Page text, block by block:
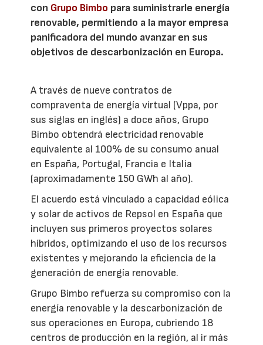
con Grupo Bimbo para suministrarle energía
renovable, permitiendo a la mayor empresa
panificadora del mundo avanzar en sus
objetivos de descarbonización en Europa.
A través de nueve contratos de
compraventa de energía virtual (Vppa, por
sus siglas en inglés) a doce años, Grupo
Bimbo obtendrá electricidad renovable
equivalente al 100% de su consumo anual
en España, Portugal, Francia e Italia
(aproximadamente 150 GWh al año).
El acuerdo está vinculado a capacidad eólica
y solar de activos de Repsol en España que
incluyen sus primeros proyectos solares
híbridos, optimizando el uso de los recursos
existentes y mejorando la eficiencia de la
generación de energía renovable.
Grupo Bimbo refuerza su compromiso con la
energía renovable y la descarbonización de
sus operaciones en Europa, cubriendo 18
centros de producción en la región, al ir más